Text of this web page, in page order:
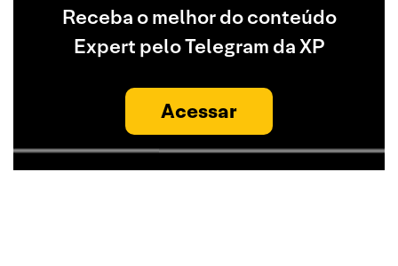
Receba o melhor do conteúdo
Expert pelo Telegram da XP
Acessar